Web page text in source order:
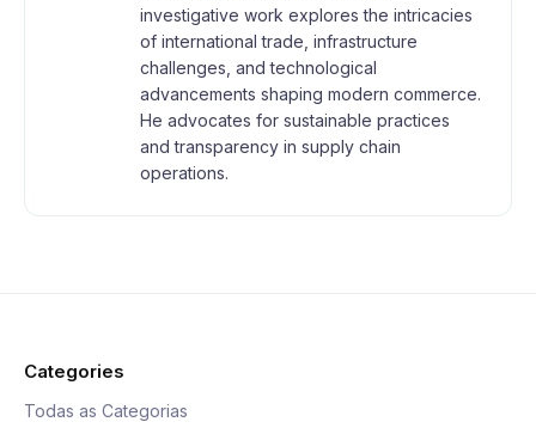
investigative work explores the intricacies
of international trade, infrastructure
challenges, and technological
advancements shaping modern commerce.
He advocates for sustainable practices
and transparency in supply chain
operations.
Categories
Todas as Categorias